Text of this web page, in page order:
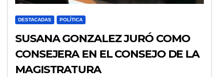
DESTACADAS POLÍTICA
SUSANA GONZALEZ JURÓ COMO
CONSEJERA EN EL CONSEJO DE LA
MAGISTRATURA